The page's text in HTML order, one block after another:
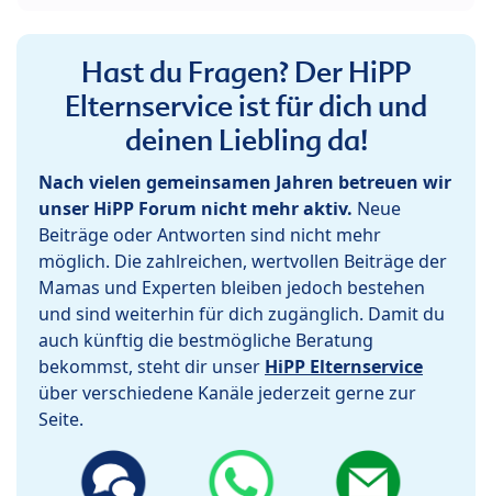
Hast du Fragen? Der HiPP
Elternservice ist für dich und
deinen Liebling da!
Nach vielen gemeinsamen Jahren betreuen wir
unser HiPP Forum nicht mehr aktiv. Neue
Beiträge oder Antworten sind nicht mehr
möglich. Die zahlreichen, wertvollen Beiträge der
Mamas und Experten bleiben jedoch bestehen
und sind weiterhin für dich zugänglich. Damit du
auch künftig die bestmögliche Beratung
bekommst, steht dir unser HiPP Elternservice
über verschiedene Kanäle jederzeit gerne zur
Seite.